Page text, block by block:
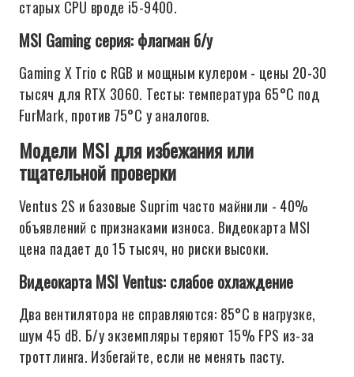
старых CPU вроде i5-9400.
MSI Gaming серия: флагман б/у
Gaming X Trio с RGB и мощным кулером - цены 20-30
тысяч для RTX 3060. Тесты: температура 65°C под
FurMark, против 75°C у аналогов.
Модели MSI для избежания или
тщательной проверки
Ventus 2S и базовые Suprim часто майнили - 40%
объявлений с признаками износа. Видеокарта MSI
цена падает до 15 тысяч, но риски высоки.
Видеокарта MSI Ventus: слабое охлаждение
Два вентилятора не справляются: 85°C в нагрузке,
шум 45 dB. Б/у экземпляры теряют 15% FPS из-за
троттлинга. Избегайте, если не менять пасту.